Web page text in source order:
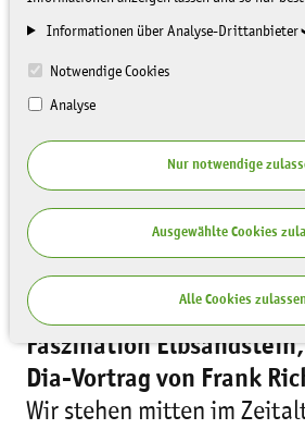
Informationen über Analyse-Drittanbieter
Notwendige Cookies
Analyse
Nur notwendige
Ausgewählte Cookies
Alle Cookies
Donnerstag, 11. Juni, 19
Faszination
Dia-Vortrag von Frank
Wir stehen mitten im